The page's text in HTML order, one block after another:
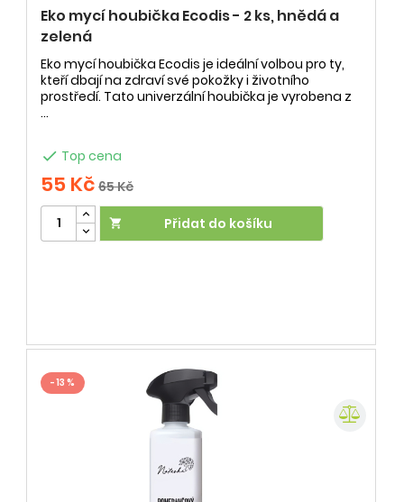
Eko mycí houbička Ecodis - 2 ks, hnědá a
zelená
Eko mycí houbička Ecodis je ideální volbou pro ty,
kteří dbají na zdraví své pokožky i životního
prostředí. Tato univerzální houbička je vyrobena z
...
 Top cena
55 Kč 65 Kč
 Přidat do košíku
- 13 %